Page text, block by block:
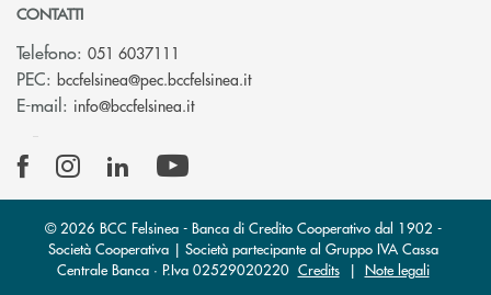
CONTATTI
Telefono: 051 6037111
PEC: bccfelsinea@pec.bccfelsinea.it(si apre l’app di posta
E-mail: info@bccfelsinea.it(si apre l’app di posta elettronica)
© 2026 BCC Felsinea - Banca di Credito Cooperativo dal 1902 -
Società Cooperativa | Società partecipante al Gruppo IVA Cassa
Centrale Banca · P.Iva 02529020220 Credits| Note legali